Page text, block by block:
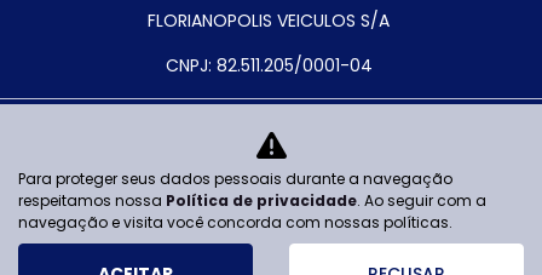
FLORIANOPOLIS VEICULOS S/A
CNPJ: 82.511.205/0001-04
No trânsito, enxergar o outro salva
vidas.
Para proteger seus dados pessoais durante a navegação
respeitamos nossa Política de privacidade. Ao seguir com a
navegação e visita você concorda com nossas políticas.